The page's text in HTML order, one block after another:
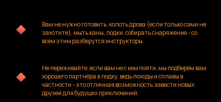
Вам не нужно готовить, колоть дрова (если только сами не
захотите), мыть каны, лодки, собирать снаряжение - со
всем этим разберутся инструкторы.
Не переживайте, если вам не с кем пойти, мы подберём вам
хорошего партнёра в лодку, ведь походы и сплавы в
частности - это отличная возможность завести новых
друзей для будущих приключений.